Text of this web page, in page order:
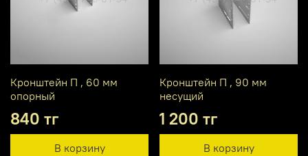
Кронштейн П , 60 мм
опорный
840 тг
В корзину
Кронштейн П , 90 мм
несущий
1 200 тг
В корзину